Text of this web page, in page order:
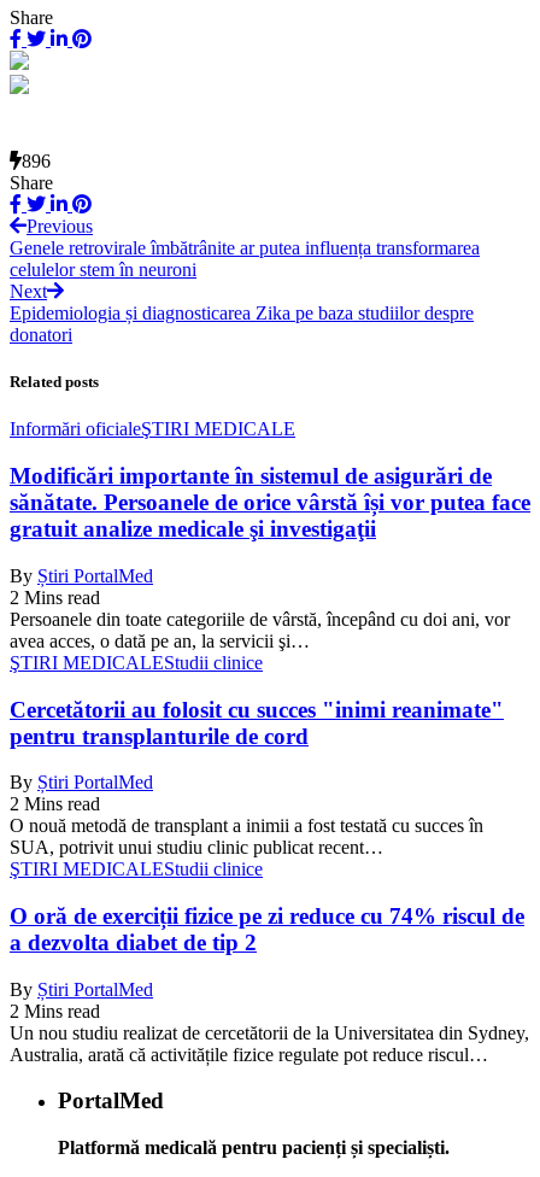
Share
896
Share
Previous
Genele retrovirale îmbătrânite ar putea influența transformarea
celulelor stem în neuroni
Next
Epidemiologia și diagnosticarea Zika pe baza studiilor despre
donatori
Related posts
Informări oficialeŞTIRI MEDICALE
Modificări importante în sistemul de asigurări de
sănătate. Persoanele de orice vârstă își vor putea face
gratuit analize medicale şi investigaţii
By Știri PortalMed
2 Mins read
Persoanele din toate categoriile de vârstă, începând cu doi ani, vor
avea acces, o dată pe an, la servicii şi…
ŞTIRI MEDICALEStudii clinice
Cercetătorii au folosit cu succes "inimi reanimate"
pentru transplanturile de cord
By Știri PortalMed
2 Mins read
O nouă metodă de transplant a inimii a fost testată cu succes în
SUA, potrivit unui studiu clinic publicat recent…
ŞTIRI MEDICALEStudii clinice
O oră de exerciții fizice pe zi reduce cu 74% riscul de
a dezvolta diabet de tip 2
By Știri PortalMed
2 Mins read
Un nou studiu realizat de cercetătorii de la Universitatea din Sydney,
Australia, arată că activitățile fizice regulate pot reduce riscul…
PortalMed
Platformă medicală pentru pacienți și specialiști.